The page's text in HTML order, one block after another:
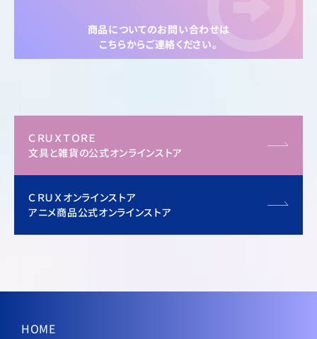
商品についてのお問い合わせは
こちらからご連絡ください。
ＣＲＵＸＴＯＲＥ
文具と雑貨の公式オンラインストア
ＣＲＵＸオンラインストア
アニメ商品公式オンラインストア
HOME